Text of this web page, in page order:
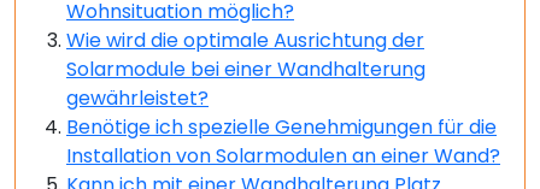
Wohnsituation möglich?
Wie wird die optimale Ausrichtung der
Solarmodule bei einer Wandhalterung
gewährleistet?
Benötige ich spezielle Genehmigungen für die
Installation von Solarmodulen an einer Wand?